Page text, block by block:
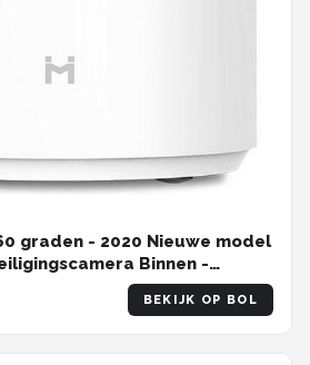
graden - 2020 Nieuwe model
Binnen -
BEKIJK OP BOL